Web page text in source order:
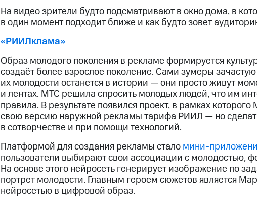
На видео зрители будто подсматривают в окно дома, в
в один момент подходит ближе и как будто зовет
«РИИЛклама»
Образ молодого поколения в рекламе формируется
создаёт более взрослое поколение. Сами зумеры
их молодости останется в истории — они просто живут
и лентах. МТС решила спросить молодых людей, что им
правила. В результате появился проект, в рамках
свою версию наружной рекламы тарифа РИИЛ — но
в сотворчестве и при помощи технологий.
Платформой для создания рекламы сталомини-
пользователи выбирают свои ассоциации с молодостью,
На основе этого нейросеть генерирует изображение по
портрет молодости. Главным героем сюжетов является
нейросетью в цифровой образ.